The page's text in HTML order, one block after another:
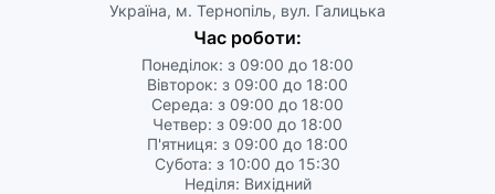
Україна, м. Тернопіль, вул. Галицька
Час роботи:
Понеділок: з 09:00 до 18:00
Вівторок: з 09:00 до 18:00
Середа: з 09:00 до 18:00
Четвер: з 09:00 до 18:00
П'ятниця: з 09:00 до 18:00
Субота: з 10:00 до 15:30
Неділя: Вихідний